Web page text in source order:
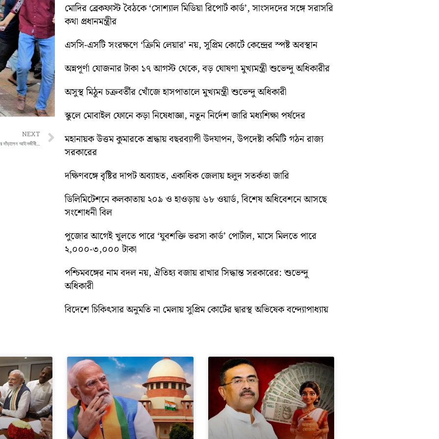
NEXT
হঠাৎ কেষ্ট কন্যা সুকন্যা মন্ডলের মামলা থেকে সরে দাঁড়ালেন আইনজীবী, কিন্তু কেন ? Next
মোদির ব্রেকফাস্ট বৈঠকে ‘সোশ্যাল মিডিয়া রিপোর্ট কার্ড’, সাংসদদের সঙ্গে সরাসরি
কথা প্রধানমন্ত্রীর
এসসি-এসটি সংরক্ষণে ‘ক্রিমি লেয়ার’ নয়, সুপ্রিম কোর্টে কেন্দ্রের স্পষ্ট অবস্থান
অন্নপূর্ণা যোজনার টাকা ১৭ আগস্ট থেকে, বড় ঘোষণা মুখ্যমন্ত্রী শুভেন্দু অধিকারীর
অসুস্থ মিঠুন চক্রবর্তীর খোঁজে হাসপাতালে মুখ্যমন্ত্রী শুভেন্দু অধিকারী
স্কুলে মোবাইল ফোনে কড়া নিষেধাজ্ঞা, নতুন নির্দেশ জারি মধ্যশিক্ষা পর্ষদের
মহানায়ক উত্তম কুমারকে শ্রদ্ধায় বছরব্যাপী উদযাপন, উপদেষ্টা কমিটি গঠন রাজ্য
সরকারের
দক্ষিণবঙ্গে বৃষ্টির দাপট অব্যাহত, একাধিক জেলায় হলুদ সতর্কতা জারি
ডিলিমিটেশনে কলকাতায় ২০৯ ও হাওড়ায় ৬৮ ওয়ার্ড, বিশেষ অধিবেশনে আসছে
সংশোধনী বিল
পুজোর আগেই খুলতে পারে ‘যুবশক্তি ভরসা কার্ড’ পোর্টাল, মাসে মিলতে পারে
২,০০০-৩,০০০ টাকা
পশ্চিমবঙ্গের নাম বদল নয়, ঐতিহ্য বজায় রাখার সিদ্ধান্ত সরকারের: শুভেন্দু
অধিকারী
বিদেশে চিকিৎসার অনুমতি না মেলায় সুপ্রিম কোর্টের দ্বারস্থ অভিষেক বন্দ্যোপাধ্যায়